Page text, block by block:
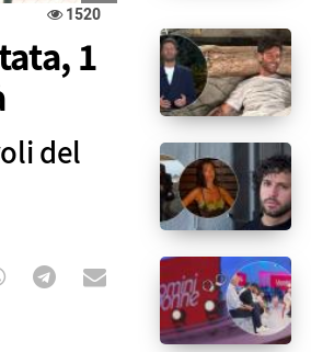
1520
1
del